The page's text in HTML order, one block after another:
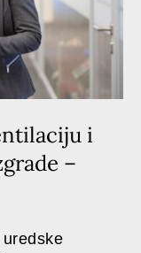
i
–